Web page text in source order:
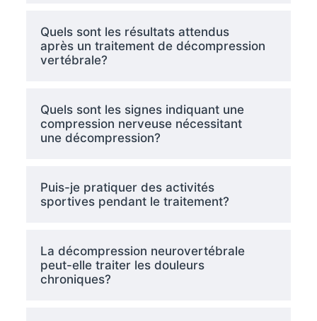
Quels sont les résultats attendus
après un traitement de décompression
vertébrale?
Quels sont les signes indiquant une
compression nerveuse nécessitant
une décompression?
Puis-je pratiquer des activités
sportives pendant le traitement?
La décompression neurovertébrale
peut-elle traiter les douleurs
chroniques?